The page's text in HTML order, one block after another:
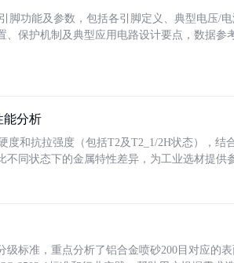
脚功能及参数，包括各引脚定义、典型电压/
、保护机制及典型应用电路设计要点，数据参
能分析
度和抗拉强度（包括T2及T2_1/2H状态），结
同状态下的金属特性差异，为工业选材提供
级标准，重点分析了铝合金喷砂200目对应的